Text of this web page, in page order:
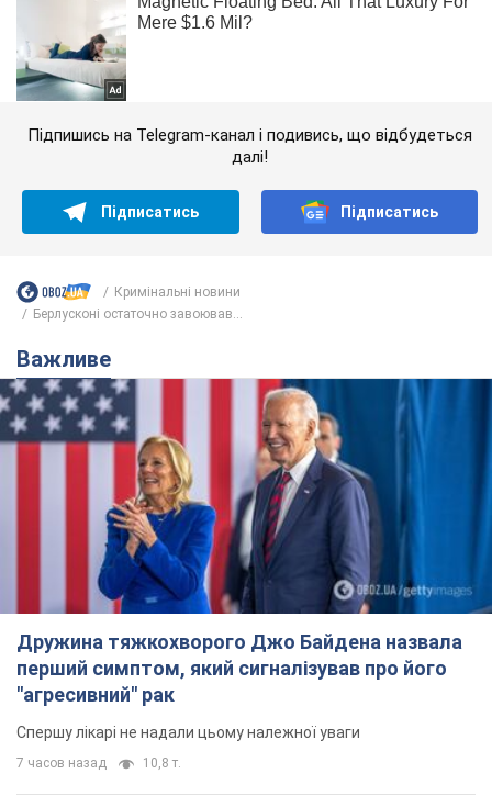
Підпишись на Telegram-канал і подивись, що відбудеться
далі!
Підписатись Підписатись
Кримінальні новини
Берлусконі остаточно завоював...
Важливе
Дружина тяжкохворого Джо Байдена назвала
перший симптом, який сигналізував про його
"агресивний" рак
Спершу лікарі не надали цьому належної уваги
7 часов назад 10,8 т.